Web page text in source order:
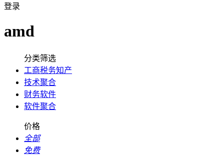
登录
amd
分类筛选
工商税务知产
技术聚合
财务软件
软件聚合
价格
全部
免费